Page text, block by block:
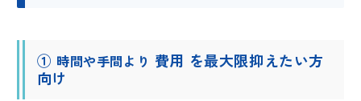
① 時間や手間より 費用 を最大限抑えたい方
向け